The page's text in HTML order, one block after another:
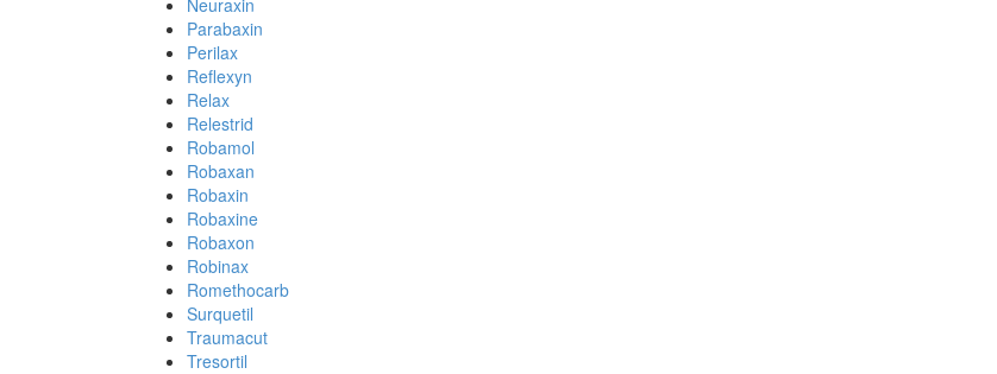
Neuraxin
Parabaxin
Perilax
Reflexyn
Relax
Relestrid
Robamol
Robaxan
Robaxin
Robaxine
Robaxon
Robinax
Romethocarb
Surquetil
Traumacut
Tresortil